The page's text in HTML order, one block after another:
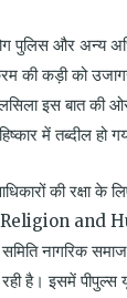
पुलिस और अन्य
की कड़ी को
इस बात की
में तब्दील हो
की रक्षा के
and
नागरिक
है। इसमें पीपुल्स